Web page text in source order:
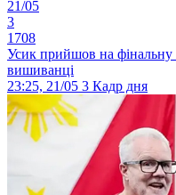
21/05
3
1708
Усик прийшов на фінальну
вишиванці
23:25, 21/05 3 Кадр дня